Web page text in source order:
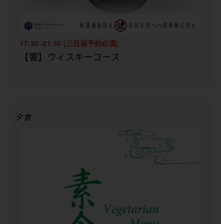
17:30~21:30 (三日前予約必須)
【饗】ウィスキーコース
夕食